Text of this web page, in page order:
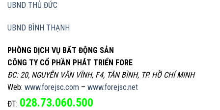
UBND THỦ ĐỨC
UBND BÌNH THẠNH
PHÒNG DỊCH VỤ BẤT ĐỘNG SẢN
CÔNG TY CỔ PHẦN PHÁT TRIỂN FORE
ĐC: 20, NGUYỄN VĂN VĨNH, F4, TÂN BÌNH, TP. HỒ CHÍ MINH
Web: www.forejsc.com – www.forejsc.net
ĐT: 028.73.060.500